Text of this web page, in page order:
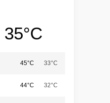
35°C
45°C 33°C
44°C 32°C